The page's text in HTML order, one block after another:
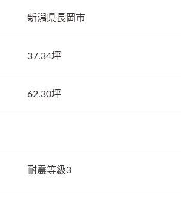
新潟県長岡市
37.34坪
62.30坪
耐震等級3